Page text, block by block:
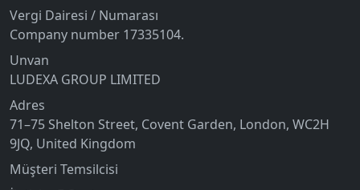
Vergi Dairesi / Numarası
Company number 17335104.
Unvan
LUDEXA GROUP LIMITED
Adres
71–75 Shelton Street, Covent Garden, London, WC2H
9JQ, United Kingdom
Müşteri Temsilcisi